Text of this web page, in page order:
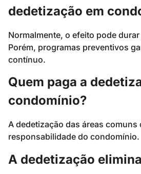
dedetização em
Normalmente, o efeito pode
Porém, programas preventivos
contínuo.
Quem paga a
condomínio?
A dedetização das áreas comuns
responsabilidade do condomínio.
A dedetização